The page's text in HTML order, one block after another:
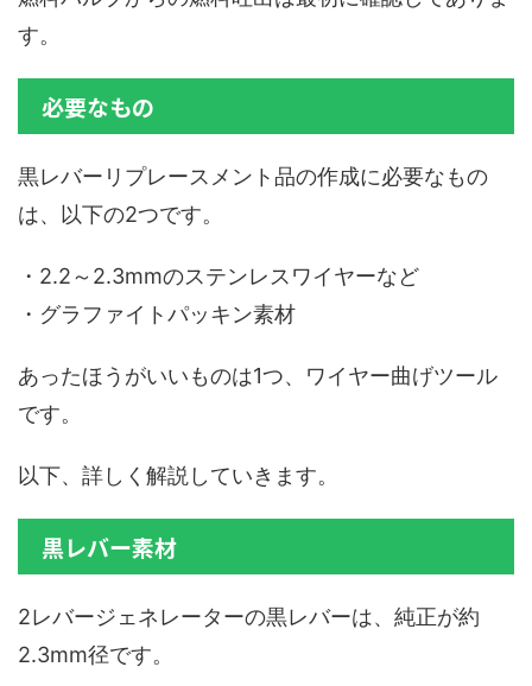
す。
必要なもの
黒レバーリプレースメント品の作成に必要なもの
は、以下の2つです。
・2.2～2.3mmのステンレスワイヤーなど
・グラファイトパッキン素材
あったほうがいいものは1つ、ワイヤー曲げツール
です。
以下、詳しく解説していきます。
黒レバー素材
2レバージェネレーターの黒レバーは、純正が約
2.3mm径です。